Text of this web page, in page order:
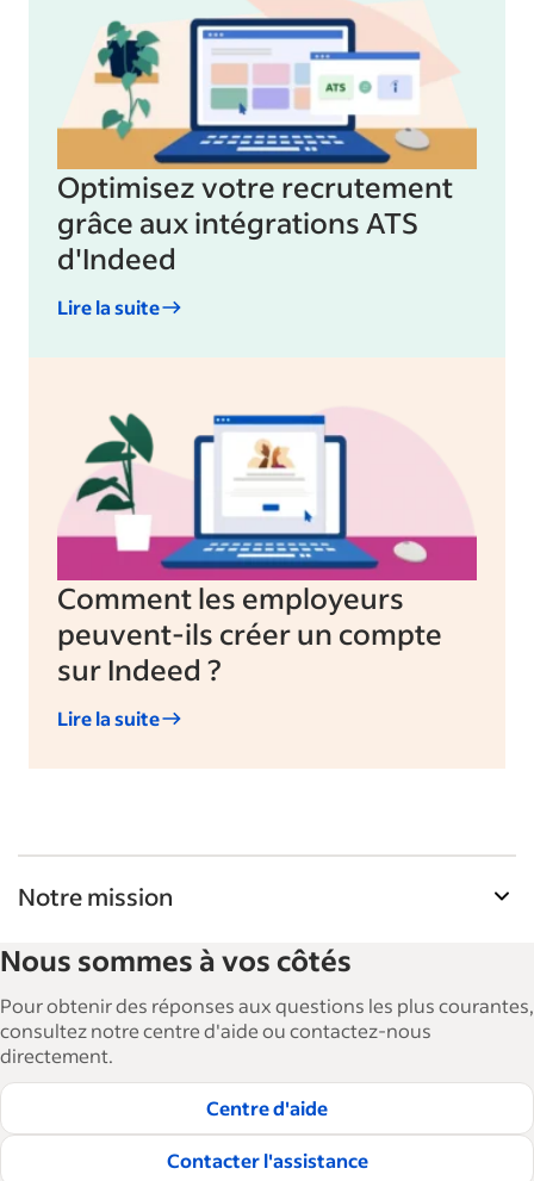
Optimisez votre recrutement
grâce aux intégrations ATS
d'Indeed
Lire la suite
Comment les employeurs
peuvent-ils créer un compte
sur Indeed ?
Lire la suite
Notre mission
employeurs d'Indeed aide les entreprises à
agrandir et à gérer leurs effectifs. Avec plus de 15
000 articles en 6 langues, nous proposons des
conseils, des guides détaillés et des bonnes
pratiques visant à aider les entreprises à
embaucher et à fidéliser les talents.
Lire nos règles éditoriales
Nous sommes à vos côtés
Pour obtenir des réponses aux questions les plus courantes,
consultez notre centre d'aide ou contactez-nous
directement.
Centre d'aide
Contacter l'assistance